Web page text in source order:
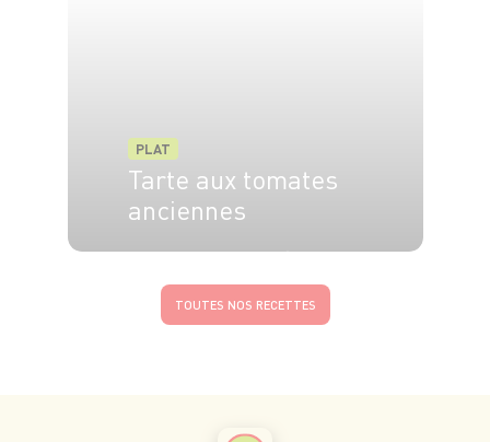
PLAT
Tarte aux tomates
anciennes
TOUTES NOS RECETTES